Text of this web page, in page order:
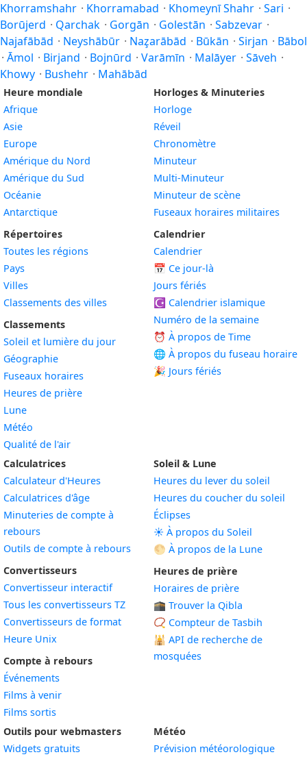
Khorramshahr · Khorramabad · Khomeynī Shahr · Sari ·
Borūjerd · Qarchak · Gorgān · Golestān · Sabzevar ·
Najafābād · Neyshābūr · Naz̧arābād · Būkān · Sirjan · Bābol
· Āmol · Birjand · Bojnūrd · Varāmīn · Malāyer · Sāveh ·
Khowy · Bushehr · Mahābād
Heure mondiale
Afrique
Asie
Europe
Amérique du Nord
Amérique du Sud
Océanie
Antarctique
Répertoires
Toutes les régions
Pays
Villes
Classements des villes
Classements
Soleil et lumière du jour
Géographie
Fuseaux horaires
Heures de prière
Lune
Météo
Qualité de l'air
Horloges & Minuteries
Horloge
Réveil
Chronomètre
Minuteur
Multi-Minuteur
Minuteur de scène
Fuseaux horaires militaires
Calendrier
Calendrier
📅 Ce jour-là
Jours fériés
☪️ Calendrier islamique
Numéro de la semaine
⏰ À propos de Time
🌐 À propos du fuseau horaire
🎉 Jours fériés
Calculatrices
Calculateur d'Heures
Calculatrices d'âge
Minuteries de compte à
rebours
Outils de compte à rebours
Convertisseurs
Convertisseur interactif
Tous les convertisseurs TZ
Convertisseurs de format
Heure Unix
Compte à rebours
Événements
Films à venir
Films sortis
Soleil & Lune
Heures du lever du soleil
Heures du coucher du soleil
Éclipses
☀️ À propos du Soleil
🌕 À propos de la Lune
Heures de prière
Horaires de prière
🕋 Trouver la Qibla
📿 Compteur de Tasbih
🕌 API de recherche de
mosquées
Outils pour webmasters
Widgets gratuits
Météo
Prévision météorologique